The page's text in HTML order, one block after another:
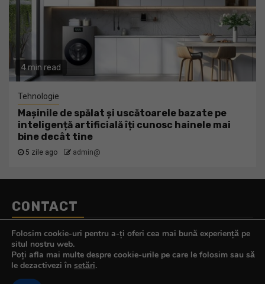
4 min read
Tehnologie
Mașinile de spălat și uscătoarele bazate pe
inteligență artificială îți cunosc hainele mai
bine decât tine
5 zile ago admin@
CONTACT
Telefon:
0770.290.165
E-mail:contact@tehnologistul.ro
Folosim cookie-uri pentru a-ți oferi cea mai bună experiență pe
situl nostru web.
Poți afla mai multe despre cookie-urile pe care le folosim sau să
le dezactivezi în setări.